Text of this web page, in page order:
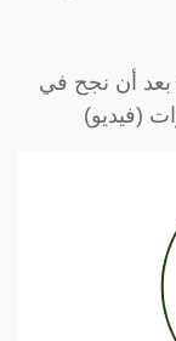
بعد أن نجح في
(فيديو)